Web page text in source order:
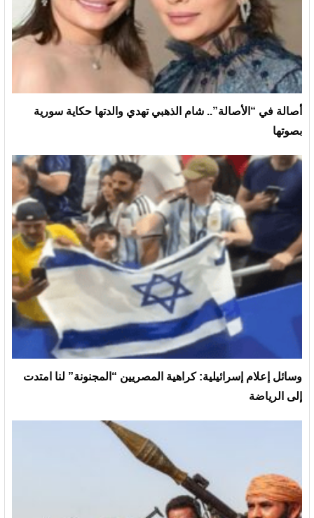
أصالة في “الأصالة”.. شام الذهبي تهدي والدتها حكاية سورية
بصوتها
وسائل إعلام إسرائيلية: كراهية المصريين “المجنونة” لنا امتدت
إلى الرياضة